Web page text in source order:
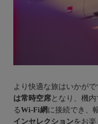
より快適な旅はいかがで
は常時空席となり、機
るWi-Fi網に接続でき、
インセレクションをお楽